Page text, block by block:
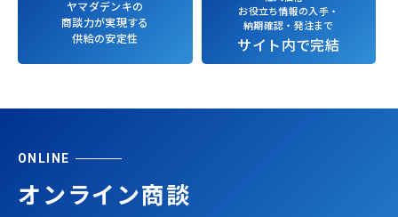
ヤマダデンキの
商談力が実現する
供給の安定性
お役立ち情報の入手・
納期確認・発注まで
サイト内で完結
ONLINE
オンライン商談